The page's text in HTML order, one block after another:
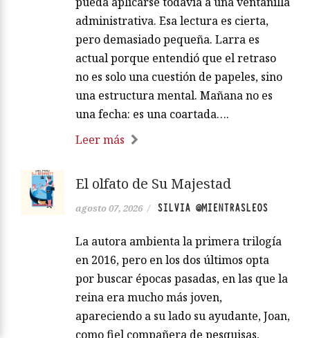
administrativa. Esa lectura es cierta,
pero demasiado pequeña. Larra es
actual porque entendió que el retraso
no es solo una cuestión de papeles, sino
una estructura mental. Mañana no es
una fecha: es una coartada….
Leer más
El olfato de Su Majestad
agosto 07, 2026 / SILVIA @MIENTRASLEOS
La autora ambienta la primera trilogía
en 2016, pero en los dos últimos opta
por buscar épocas pasadas, en las que la
reina era mucho más joven,
apareciendo a su lado su ayudante, Joan,
como fiel compañera de pesquisas,